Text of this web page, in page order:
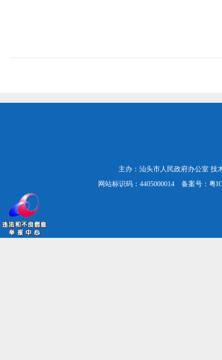
主办：汕头市人民政府办公室 技
网站标识码：4405000014
备案号：粤